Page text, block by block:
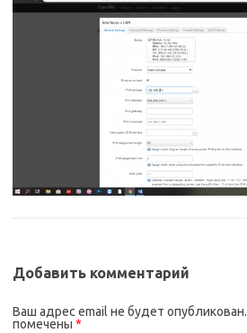
Добавить комментарий
Ваш адрес email не будет опубликован.
помечены *